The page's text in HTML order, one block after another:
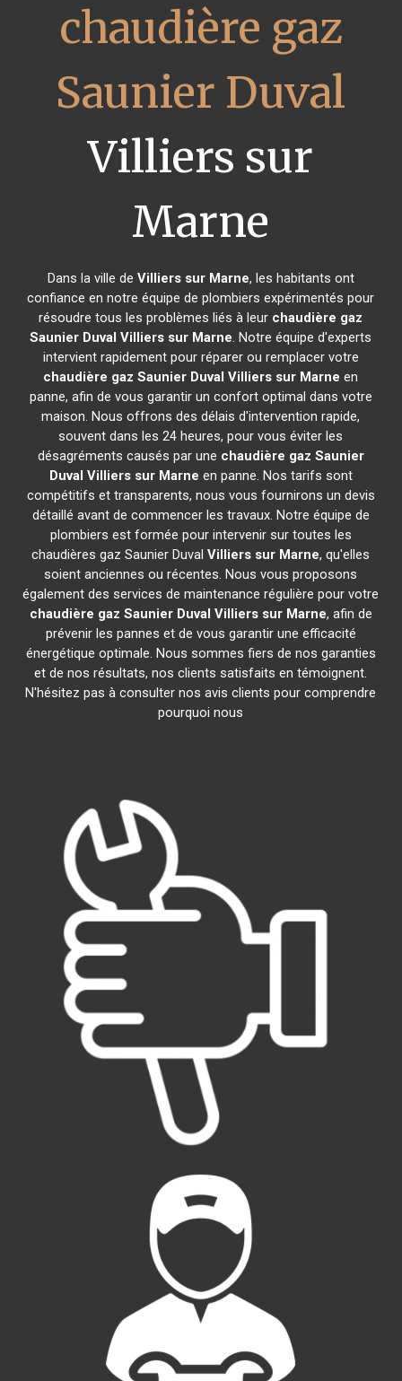
chaudière gaz
Saunier Duval
Villiers sur
Marne
Dans la ville de Villiers sur Marne, les habitants ont
confiance en notre équipe de plombiers expérimentés pour
résoudre tous les problèmes liés à leur chaudière gaz
Saunier Duval Villiers sur Marne. Notre équipe d'experts
intervient rapidement pour réparer ou remplacer votre
chaudière gaz Saunier Duval Villiers sur Marne en
panne, afin de vous garantir un confort optimal dans votre
maison. Nous offrons des délais d'intervention rapide,
souvent dans les 24 heures, pour vous éviter les
désagréments causés par une chaudière gaz Saunier
Duval Villiers sur Marne en panne. Nos tarifs sont
compétitifs et transparents, nous vous fournirons un devis
détaillé avant de commencer les travaux. Notre équipe de
plombiers est formée pour intervenir sur toutes les
chaudières gaz Saunier DuvalVilliers sur Marne, qu'elles
soient anciennes ou récentes. Nous vous proposons
également des services de maintenance régulière pour votre
chaudière gaz Saunier Duval Villiers sur Marne, afin de
prévenir les pannes et de vous garantir une efficacité
énergétique optimale. Nous sommes fiers de nos garanties
et de nos résultats, nos clients satisfaits en témoignent.
N'hésitez pas à consulter nos avis clients pour comprendre
pourquoi nous